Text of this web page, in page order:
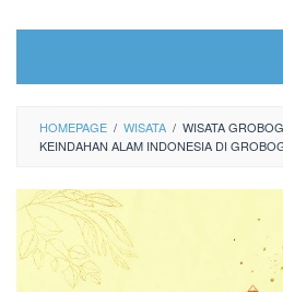
HOMEPAGE / WISATA / WISATA
KEINDAHAN ALAM INDONESIA DI